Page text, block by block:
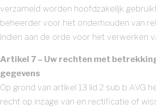
verzameld worden hoofdzakelijk
beheerder voor het onderhouden van
indien aan de orde voor het verwerken
Artikel 7 – Uw rechten met
gegevens
Op grond van artikel 13 lid 2 sub b AVG
recht op inzage van en rectificatie of